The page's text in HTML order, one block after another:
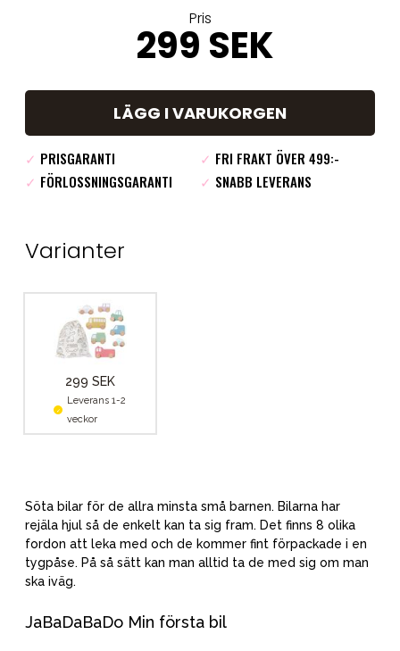
Pris
299 SEK
LÄGG I VARUKORGEN
✓ PRISGARANTI ✓ FRI FRAKT ÖVER 499:-
✓ FÖRLOSSNINGSGARANTI ✓ SNABB LEVERANS
Varianter
299 SEK
Leverans 1-2
veckor
Söta bilar för de allra minsta små barnen. Bilarna har
rejäla hjul så de enkelt kan ta sig fram. Det finns 8 olika
fordon att leka med och de kommer fint förpackade i en
tygpåse. På så sätt kan man alltid ta de med sig om man
ska iväg.
JaBaDaBaDo Min första bil